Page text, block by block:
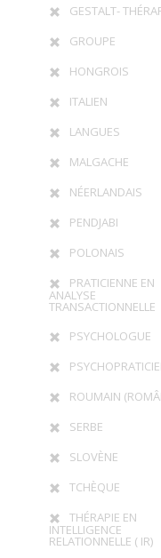
GESTALT-
GROUPE
HONGROIS
ITALIEN
LANGUES
MALGACHE
NÉERLANDAIS
PENDJABI
POLONAIS
PRATICIENNE EN
ANALYSE
TRANSACTIONNELLE
PSYCHOLOGUE
ROUMAIN
SERBE
SLOVÈNE
TCHÈQUE
THÉRAPIE EN
INTELLIGENCE
RELATIONNELLE ( IR)